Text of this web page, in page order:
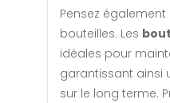
Pensez
bouteilles. Les
idéales pour
garantissant ainsi
sur le long terme.